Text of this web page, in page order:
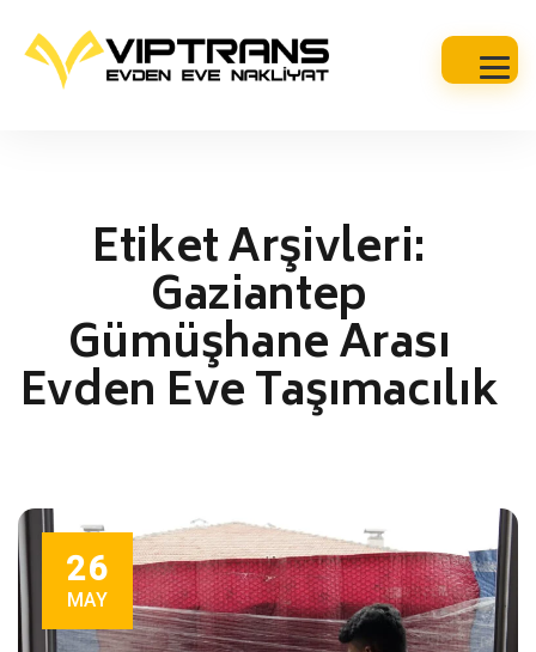
Etiket Arşivleri:
Gaziantep
Gümüşhane Arası
Evden Eve Taşımacılık
26
MAY